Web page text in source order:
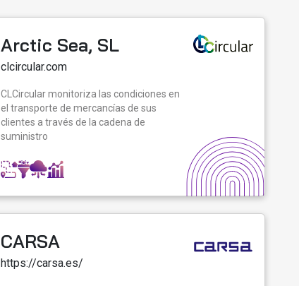
Arctic Sea, SL
clcircular.com
CLCircular monitoriza las condiciones en
el transporte de mercancías de sus
clientes a través de la cadena de
suministro
CARSA
https://carsa.es/